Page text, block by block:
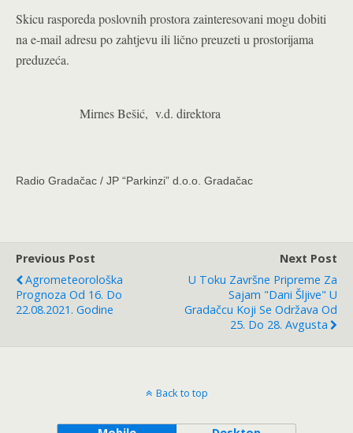
Skicu rasporeda poslovnih prostora zainteresovani mogu dobiti
na e-mail adresu po zahtjevu ili lično preuzeti u prostorijama
preduzeća.
Mirnes Bešić, v.d. direktora
Radio Gradačac / JP “Parkinzi” d.o.o. Gradačac
Previous Post
Agrometeorološka
Prognoza Od 16. Do
22.08.2021. Godine
Next Post
U Toku Završne Pripreme Za
Sajam "Dani Šljive" U
Gradačcu Koji Se Održava Od
25. Do 28. Avgusta
Back to top